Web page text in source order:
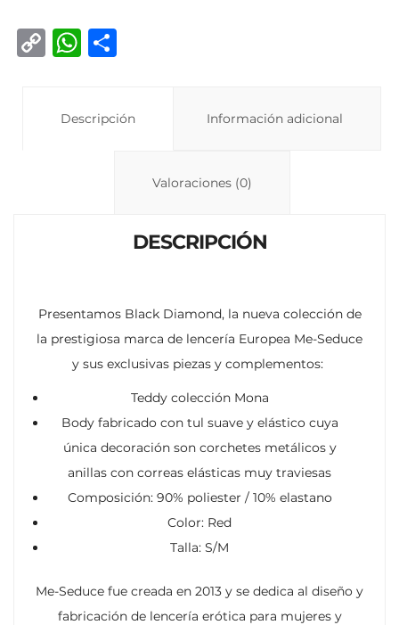
C
W
s
p
Descripción Información adicional
Valoraciones (0)
DESCRIPCIÓN
Presentamos Black Diamond, la nueva colección de
la prestigiosa marca de lencería Europea Me-Seduce
y sus exclusivas piezas y complementos:
Teddy colección Mona
Body fabricado con tul suave y elástico cuya
única decoración son corchetes metálicos y
anillas con correas elásticas muy traviesas
Composición: 90% poliester / 10% elastano
Color: Red
Talla: S/M
Me-Seduce fue creada en 2013 y se dedica al diseño y
fabricación de lencería erótica para mujeres y